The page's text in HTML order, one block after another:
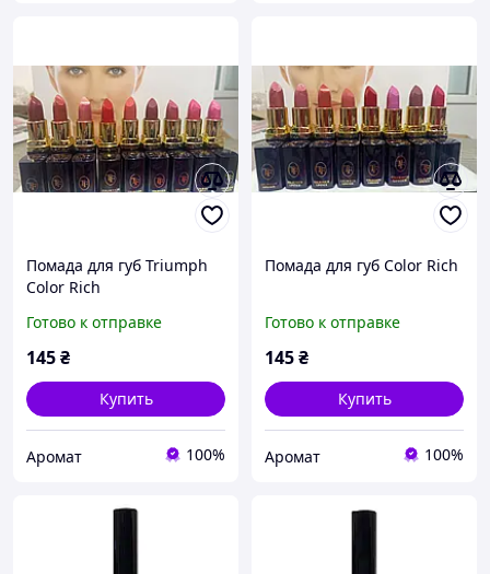
Помада для губ Triumph
Color Rich
Готово к отправке
145₴
Купить
Аромат 100%
Помада для губ Color Rich
Готово к отправке
145₴
Купить
Аромат 100%